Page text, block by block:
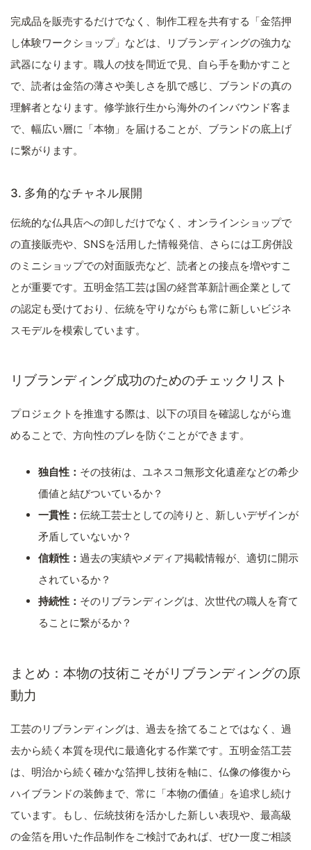
完成品を販売するだけでなく、制作工程を共有する「金箔押
し体験ワークショップ」などは、リブランディングの強力な
武器になります。職人の技を間近で見、自ら手を動かすこと
で、読者は金箔の薄さや美しさを肌で感じ、ブランドの真の
理解者となります。修学旅行生から海外のインバウンド客ま
で、幅広い層に「本物」を届けることが、ブランドの底上げ
に繋がります。
3. 多角的なチャネル展開
伝統的な仏具店への卸しだけでなく、オンラインショップで
の直接販売や、SNSを活用した情報発信、さらには工房併設
のミニショップでの対面販売など、読者との接点を増やすこ
とが重要です。五明金箔工芸は国の経営革新計画企業として
の認定も受けており、伝統を守りながらも常に新しいビジネ
スモデルを模索しています。
リブランディング成功のためのチェックリスト
プロジェクトを推進する際は、以下の項目を確認しながら進
めることで、方向性のブレを防ぐことができます。
独自性： その技術は、ユネスコ無形文化遺産などの希少
価値と結びついているか？
一貫性： 伝統工芸士としての誇りと、新しいデザインが
矛盾していないか？
信頼性： 過去の実績やメディア掲載情報が、適切に開示
されているか？
持続性： そのリブランディングは、次世代の職人を育て
ることに繋がるか？
まとめ：本物の技術こそがリブランディングの原
動力
工芸のリブランディングは、過去を捨てることではなく、過
去から続く本質を現代に最適化する作業です。五明金箔工芸
は、明治から続く確かな箔押し技術を軸に、仏像の修復から
ハイブランドの装飾まで、常に「本物の価値」を追求し続け
ています。もし、伝統技術を活かした新しい表現や、最高級
の金箔を用いた作品制作をご検討であれば、ぜひ一度ご相談